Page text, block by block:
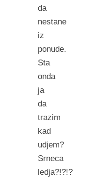
da
nestane
iz
ponude.
Sta
onda
ja
da
trazim
kad
udjem?
Srneca
ledja?!?!?